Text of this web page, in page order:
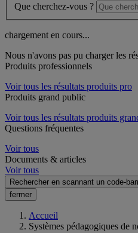
Que cherchez-vous ?
chargement en cours...
Nous n'avons pas pu charger les
Produits professionnels
Voir tous les résultats produits pro
Produits grand public
Voir tous les résultats produits
Questions fréquentes
Voir tous
Documents & articles
Voir tous
Rechercher en scannant un code-
fermer
Accueil
Systèmes pédagogiques de